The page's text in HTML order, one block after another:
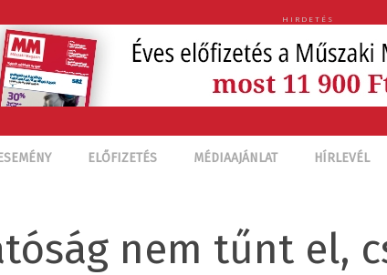
HIRDETÉS
ELŐFIZETÉS MÉDIAAJÁNLAT HÍRLEVÉL
nem tűnt el,